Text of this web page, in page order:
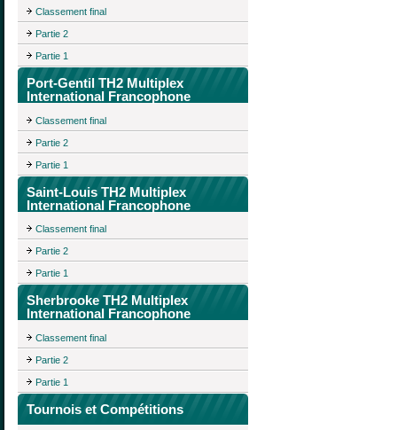
Classement final
Partie 2
Partie 1
Port-Gentil TH2 Multiplex
International Francophone
Classement final
Partie 2
Partie 1
Saint-Louis TH2 Multiplex
International Francophone
Classement final
Partie 2
Partie 1
Sherbrooke TH2 Multiplex
International Francophone
Classement final
Partie 2
Partie 1
Tournois et Compétitions